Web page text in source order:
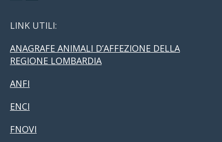
LINK UTILI:
ANAGRAFE ANIMALI D’AFFEZIONE DELLA
REGIONE LOMBARDIA
ANFI
ENCI
FNOVI